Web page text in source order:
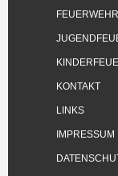
KONTAKT
LINKS
IMPRESSUM